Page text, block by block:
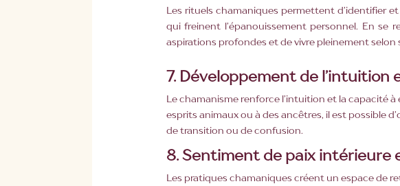
Les rituels chamaniques permettent d’identifier
qui freinent l’épanouissement personnel. En se
aspirations profondes et de vivre pleinement selon
7. Développement de l’intuition
Le chamanisme renforce l’intuition et la capacité
esprits animaux ou à des ancêtres, il est possible
de transition ou de confusion.
8.Sentiment de paix intérieure
Les pratiques chamaniques créent un espace de